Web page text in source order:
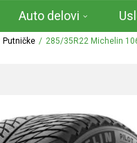
Auto delovi
Putničke 285/35R22 Michelin